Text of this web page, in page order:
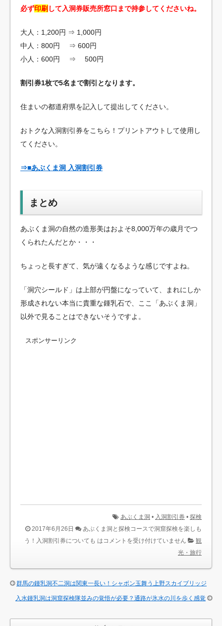
必ず印刷 して入洞券販売所窓口まで持参してくださいね。
大人：1,200円 ⇒ 1,000円
中人：800円 ⇒ 600円
小人：600円 ⇒ 500円
割引券1枚で5名まで割引となります。
住まいの都道府県を記入して提出してください。
おトクな入洞割引券をこちら！プリントアウトして使用し
てください。
⇒■あぶくま洞 入洞割引券
まとめ
あぶくま洞の自然の造形美はおよそ8,000万年の歳月でつ
くられたんだとか・・・
ちょっと長すぎて、気が遠くなるような感じですよね。
「洞穴シールド」は上部が円盤になっていて、まれにしか
形成されない本当に貴重な鍾乳石で、ここ「あぶくま洞」
以外で見ることはできないそうですよ。
スポンサーリンク
あぶくま洞 • 入洞割引券 • 探検
2017年6月26日
あぶくま洞と探検コースで洞窟探検を楽しも
う！入洞割引券についても は コメントを受け付けていません
観
光・旅行
群馬の鍾乳洞不二洞は関東一長い！シャボン玉舞う上野スカイブリッジ
入水鍾乳洞は洞窟探検隊並みの覚悟が必要？通路が氷水の川を歩く感覚